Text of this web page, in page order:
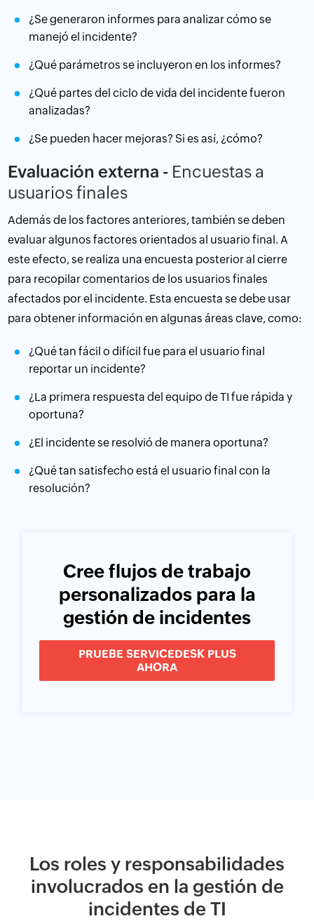
¿Se generaron informes para analizar cómo se
manejó el incidente?
¿Qué parámetros se incluyeron en los informes?
¿Qué partes del ciclo de vida del incidente fueron
analizadas?
¿Se pueden hacer mejoras? Si es así, ¿cómo?
Evaluación externa - Encuestas a
usuarios finales
Además de los factores anteriores, también se deben
evaluar algunos factores orientados al usuario final. A
este efecto, se realiza una encuesta posterior al cierre
para recopilar comentarios de los usuarios finales
afectados por el incidente. Esta encuesta se debe usar
para obtener información en algunas áreas clave, como:
¿Qué tan fácil o difícil fue para el usuario final
reportar un incidente?
¿La primera respuesta del equipo de TI fue rápida y
oportuna?
¿El incidente se resolvió de manera oportuna?
¿Qué tan satisfecho está el usuario final con la
resolución?
Cree flujos de trabajo
personalizados para la
gestión de incidentes
PRUEBE SERVICEDESK PLUS
AHORA
Los roles y responsabilidades
involucrados en la gestión de
incidentes de TI